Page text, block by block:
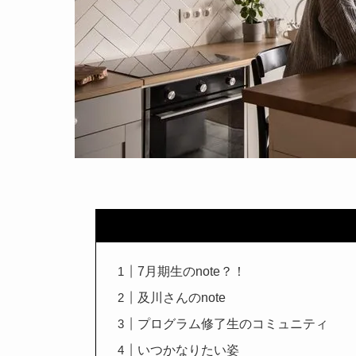
7月期生のnote？！
及川さんのnote
プログラム修了生のコミュニティ
いつかなりたい姿